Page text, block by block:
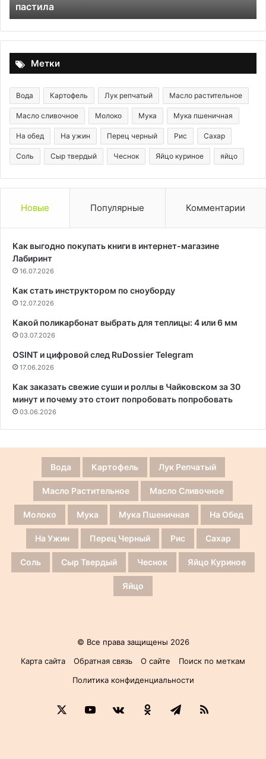
—
и
среди
них
не
только
пастила
Метки
Вода Картофель Лук репчатый Масло растительное
Масло сливочное Молоко Мука Мука пшеничная
На обед На ужин Перец черный Рис Сахар
Соль Сыр твердый Чеснок Яйцо куриное яйцо
Новые Популярные Комментарии
Как выгодно покупать книги в интернет-магазине
Лабиринт
16.07.2026
Как стать инструктором по сноуборду
12.07.2026
Какой поликарбонат выбрать для теплицы: 4 или 6 мм
03.07.2026
OSINT и цифровой след RuDossier Telegram
17.06.2026
Как заказать свежие суши и роллы в Чайковском за 30
минут и почему это стоит попробовать попробовать
03.06.2026
Вода Картофель Лук Репчатый
Масло Растительное Масло Сливочное
Молоко Мука Мука Пшеничная На Обед
На Ужин Перец Черный Рис Сахар
Соль Сыр Твердый Чеснок Яйцо Куриное
Яйцо
© Все права защищены 2026
Карта сайта
Обратная связь О сайте
Поиск по меткам
Политика конфиденциальности
YouTubevk.comОдноклассники
Telegram
RSS